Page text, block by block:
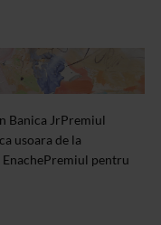
Banica JrPremiul
usoara de la
Premiul pentru